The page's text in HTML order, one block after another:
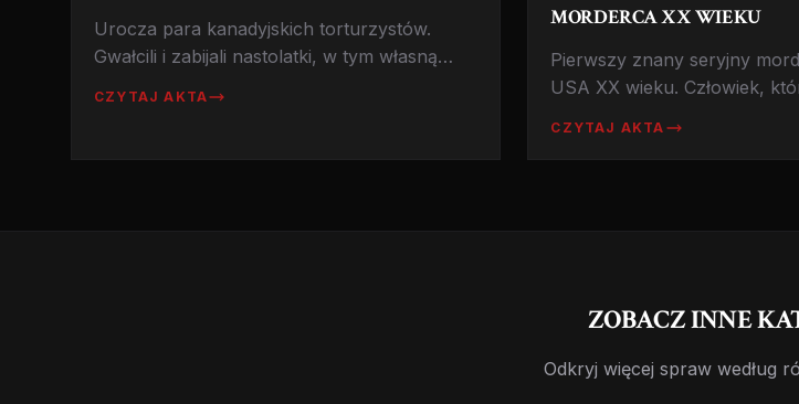
Urocza para kanadyjskich torturzystów.
Gwałcili i zabijali nastolatki, w tym własną
CZYTAJ AKTA
MORDERCA XX WIEKU
Pierwszy znany seryjny
USA XX wieku. Człowiek,
CZYTAJ AKTA
ZOBACZ INNE
Odkryj więcej spraw według